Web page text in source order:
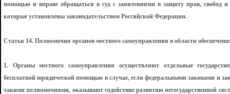
помощью и вправе обращаться в суд с заявлениями в защиту прав, свобод
которые установлены законодательством Российской Федерации.
Статья 14. Полномочия органов местного самоуправления в области
1. Органы местного самоуправления осуществляют отдельные
бесплатной юридической помощью в случае, если федеральными законами и
такими полномочиями, оказывают содействие развитию негосударственной